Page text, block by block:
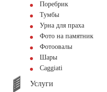
Поребрик
Тумбы
Урна для праха
Фото на памятник
Фотоовалы
Шары
Сaggiati
Услуги